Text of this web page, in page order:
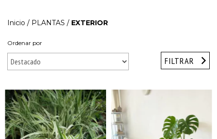
Inicio / PLANTAS / EXTERIOR
Ordenar por
FILTRAR